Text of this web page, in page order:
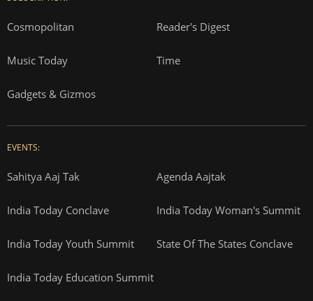
Cosmopolitan Reader's Digest
Music Today Time
Gadgets & Gizmos
EVENTS:
Sahitya Aaj Tak Agenda Aajtak
India Today Conclave India Today Woman's Summit
India Today Youth Summit State Of The States Conclave
India Today Education Summit